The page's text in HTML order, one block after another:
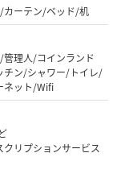
カーテン/ベッド/机
理人/コインランド
チン/シャワー/トイレ/
ネット/Wifi
リプションサービス